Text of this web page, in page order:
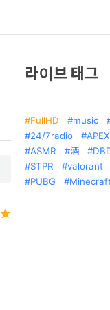
라이브 태그
FullHD music
24/7radio
APEX
ASMR
酒
STPR
valorant
PUBG
Minecraft